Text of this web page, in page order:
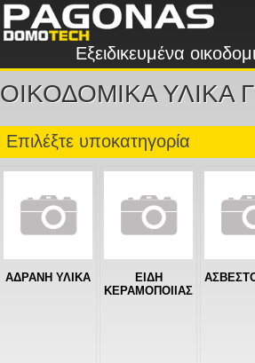
Εξειδικευμένα
ΟΙΚΟΔΟΜΙΚΑ ΥΛΙΚΑ
Επιλέξτε υποκατηγορία
ΑΔΡΑΝΗ ΥΛΙΚΑ
ΕΙΔΗ
ΚΕΡΑΜΟΠΟΙΙΑΣ